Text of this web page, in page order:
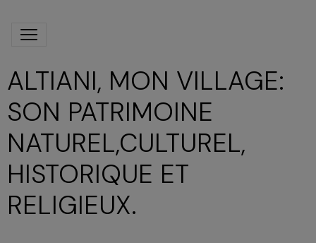
ALTIANI, MON VILLAGE:
SON PATRIMOINE
NATUREL,CULTUREL,
HISTORIQUE ET
RELIGIEUX.